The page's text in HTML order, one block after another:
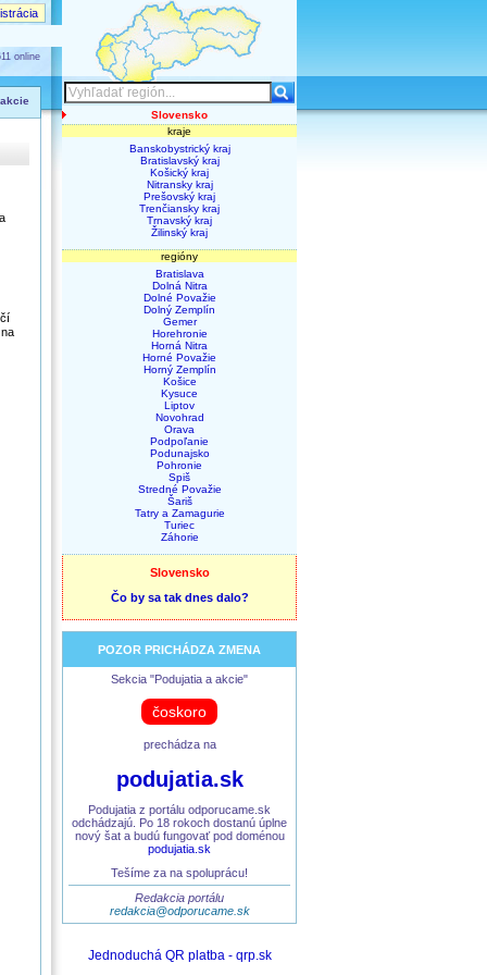
online
Slovensko
kraje
Banskobystrický kraj
Bratislavský kraj
Košický kraj
Nitransky kraj
Prešovský kraj
Trenčiansky kraj
Trnavský kraj
Žilinský kraj
regióny
Bratislava
Dolná Nitra
Dolné Považie
Dolný Zemplín
Gemer
Horehronie
Horná Nitra
Horné Považie
Horný Zemplín
Košice
Kysuce
Liptov
Novohrad
Orava
Podpoľanie
Podunajsko
Pohronie
Spiš
Stredné Považie
Šariš
Tatry a Zamagurie
Turiec
Záhorie
Slovensko
Čo by sa tak dnes dalo?
POZOR PRICHÁDZA ZMENA
Sekcia "Podujatia a akcie"
čoskoro
prechádza na
podujatia.sk
Podujatia z portálu odporucame.sk
odchádzajú. Po 18 rokoch dostanú úplne
nový šat a budú fungovať pod doménou
podujatia.sk
Tešíme za na spoluprácu!
Redakcia portálu
redakcia@odporucame.sk
Jednoduchá QR platba - qrp.sk